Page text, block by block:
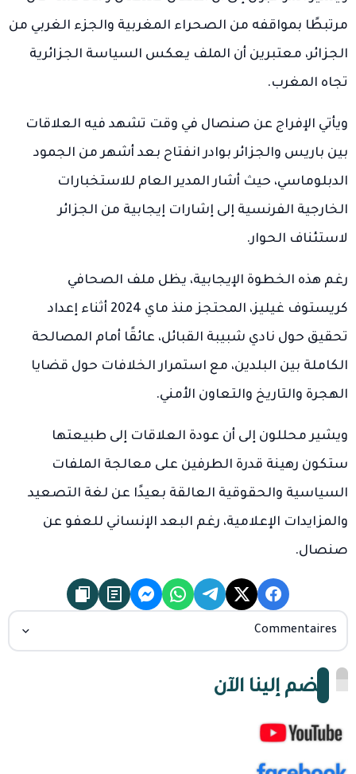
مرتبطًا بمواقفه من الصحراء المغربية والجزء الغربي من
الجزائر، معتبرين أن الملف يعكس السياسة الجزائرية
تجاه المغرب.
ويأتي الإفراج عن صنصال في وقت تشهد فيه العلاقات
بين باريس والجزائر بوادر انفتاح بعد أشهر من الجمود
الدبلوماسي، حيث أشار المدير العام للاستخبارات
الخارجية الفرنسية إلى إشارات إيجابية من الجزائر
لاستئناف الحوار.
رغم هذه الخطوة الإيجابية، يظل ملف الصحافي
كريستوف غيليز، المحتجز منذ ماي 2024 أثناء إعداد
تحقيق حول نادي شبيبة القبائل، عائقًا أمام المصالحة
الكاملة بين البلدين، مع استمرار الخلافات حول قضايا
الهجرة والتاريخ والتعاون الأمني.
ويشير محللون إلى أن عودة العلاقات إلى طبيعتها
ستكون رهينة قدرة الطرفين على معالجة الملفات
السياسية والحقوقية العالقة بعيدًا عن لغة التصعيد
والمزايدات الإعلامية، رغم البعد الإنساني للعفو عن
صنصال.
Commentaires
انضم إلينا الآن